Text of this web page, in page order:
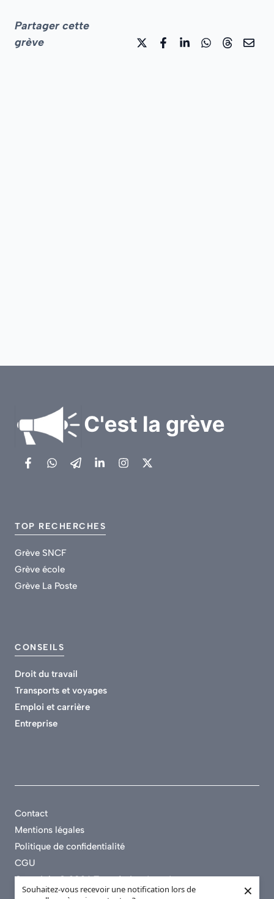
Souhaitez-vous recevoir une notification lors de
×
Partager cette
grève
TOP RECHERCHES
Grève SNCF
Grève école
Grève La Poste
CONSEILS
Droit du travail
Transports et voyages
Emploi et carrière
Entreprise
Copyright©2026 Tous droits réservés.
Contact
Mentions légales
Politique de confidentialité
CGU